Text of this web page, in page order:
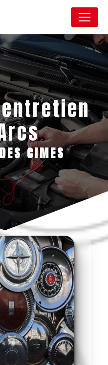
CIMES